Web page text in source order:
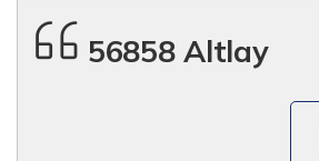
56858 Altlay